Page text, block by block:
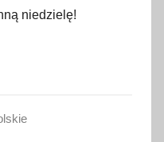
niedzielę!